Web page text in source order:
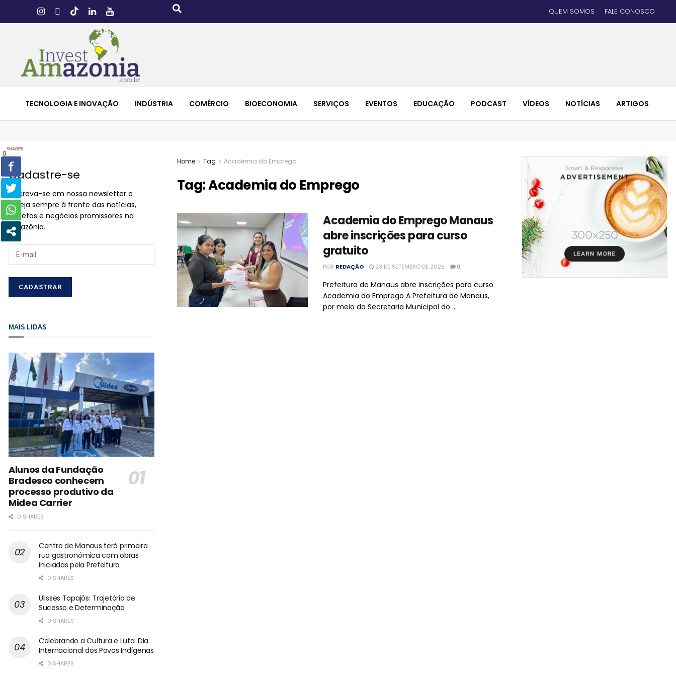
QUEM SOMOS FALE CONOSCO
TECNOLOGIA E INOVAÇÃO INDÚSTRIA COMÉRCIO BIOECONOMIA SERVIÇOS EVENTOS EDUCAÇÃO PODCAST VÍDEOS NOTÍCIAS ARTIGOS
Home Tag Academia do Emprego
Tag:Academia do Emprego
Academia do Emprego Manaus
abre inscrições para curso
gratuito
POR REDAÇÃO 23 DE SETEMBRO DE 2025 0
Prefeitura de Manaus abre inscrições para curso
Academia do Emprego A Prefeitura de Manaus,
por meio da Secretaria Municipal do ...
Cadastre-se
Inscreva-se em nossa newsletter e
esteja sempre à frente das notícias,
projetos e negócios promissores na
Amazônia.
MAIS LIDAS
Alunos da Fundação
Bradesco conhecem
processo produtivo da
Midea Carrier
0 SHARES
Centro de Manaus terá primeira
rua gastronômica com obras
iniciadas pela Prefeitura
0 SHARES
Ulisses Tapajós: Trajetória de
Sucesso e Determinação
0 SHARES
Celebrando a Cultura e Luta: Dia
Internacional dos Povos Indígenas
0 SHARES
0
SHARES